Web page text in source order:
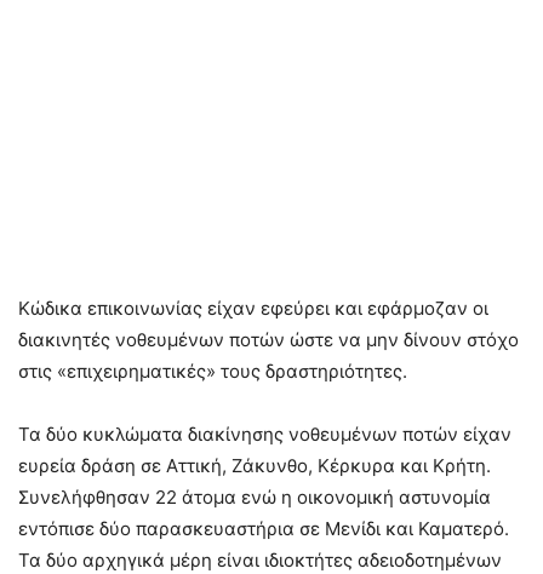
Κώδικα επικοινωνίας είχαν εφεύρει και εφάρμοζαν οι
διακινητές νοθευμένων ποτών ώστε να μην δίνουν στόχο
στις «επιχειρηματικές» τους δραστηριότητες.
Τα δύο κυκλώματα διακίνησης νοθευμένων ποτών είχαν
ευρεία δράση σε Αττική, Ζάκυνθο, Κέρκυρα και Κρήτη.
Συνελήφθησαν 22 άτομα ενώ η οικονομική αστυνομία
εντόπισε δύο παρασκευαστήρια σε Μενίδι και Καματερό.
Τα δύο αρχηγικά μέρη είναι ιδιοκτήτες αδειοδοτημένων